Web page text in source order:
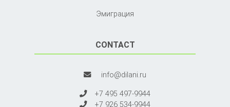
Эмиграция
CONTACT
info@dilani.ru
+7 495 497-9944
+7 926 534-9944